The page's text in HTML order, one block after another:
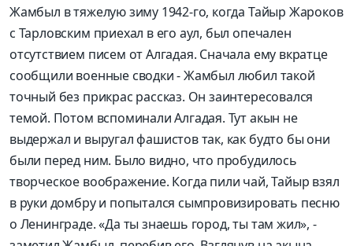
Жамбыл в тяжелую зиму 1942-го, когда Тайыр Жароков
с Тарловским приехал в его аул, был опечален
отсутствием писем от Алгадая. Сначала ему вкратце
сообщили военные сводки - Жамбыл любил такой
точный без прикрас рассказ. Он заинтересовался
темой. Потом вспоминали Алгадая. Тут акын не
выдержал и выругал фашистов так, как будто бы они
были перед ним. Было видно, что пробудилось
творческое воображение. Когда пили чай, Тайыр взял
в руки домбру и попытался сымпровизировать песню
о Ленинграде. «Да ты знаешь город, ты там жил», -